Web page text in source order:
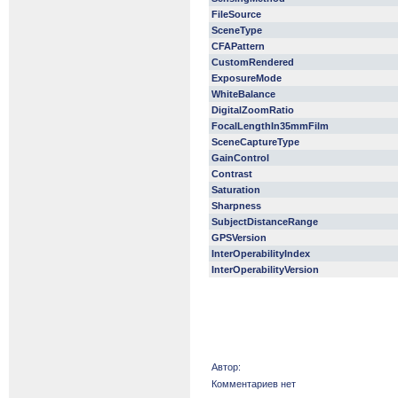
FileSource
SceneType
CFAPattern
CustomRendered
ExposureMode
WhiteBalance
DigitalZoomRatio
FocalLengthIn35mmFilm
SceneCaptureType
GainControl
Contrast
Saturation
Sharpness
SubjectDistanceRange
GPSVersion
InterOperabilityIndex
InterOperabilityVersion
Автор:
Комментариев нет